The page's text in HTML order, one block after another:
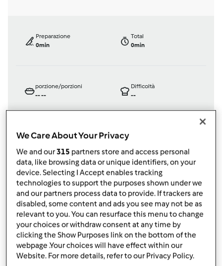
Preparazione
0min
Total
0min
porzione/porzioni
----
Difficoltà
--
Testata ufficialmente
Bimby ® TM 21
daOspite
published: 08-01-2003
modificata: 11-12-2012
Aggiungi alle mie raccolte
condividi la ricetta
We Care About Your Privacy
We and our315 partners store and access personal
data, like browsing data or unique identifiers, on your
device. Selecting I Accept enables tracking
technologies to support the purposes shown under we
and our partners process data to provide. If trackers are
disabled, some content and ads you see may not be as
relevant to you. You can resurface this menu to change
your choices or withdraw consent at any time by
clicking the Show Purposes link on the bottom of the
webpage .Your choices will have effect within our
Website. For more details, refer to our Privacy Policy.